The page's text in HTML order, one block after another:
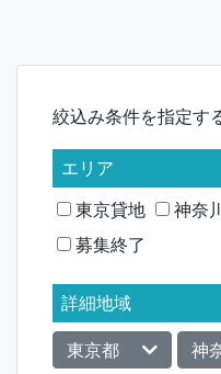
ナ
絞込み条件を指定す
エリア
東京貸地
神奈
募集終了
詳細地域
東京都 神